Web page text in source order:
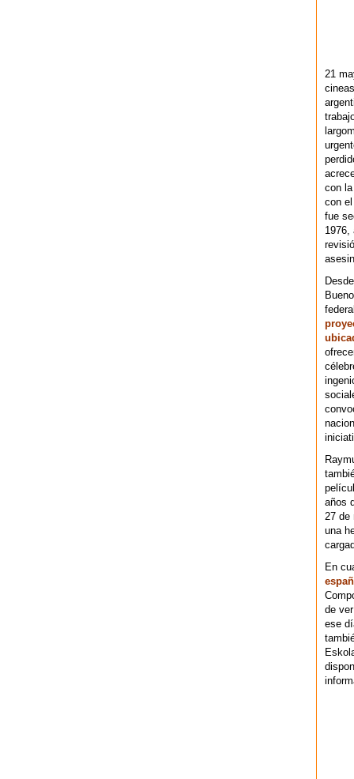
21
con
con
fue
1976,
años
27 de
una
En
de
ese